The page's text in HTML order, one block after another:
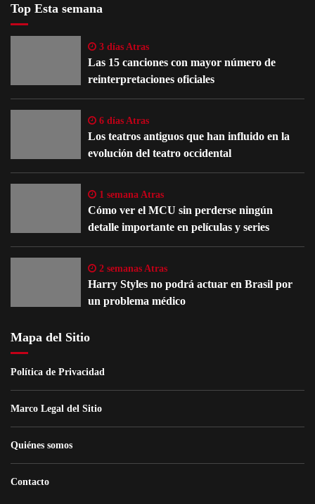
Top Esta semana
3 días Atras
Las 15 canciones con mayor número de
reinterpretaciones oficiales
6 días Atras
Los teatros antiguos que han influido en la
evolución del teatro occidental
1 semana Atras
Cómo ver el MCU sin perderse ningún
detalle importante en películas y series
2 semanas Atras
Harry Styles no podrá actuar en Brasil por
un problema médico
Mapa del Sitio
Política de Privacidad
Marco Legal del Sitio
Quiénes somos
Contacto